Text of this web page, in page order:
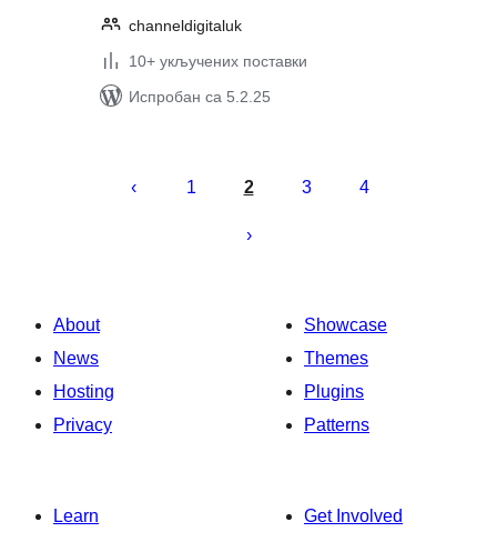
channeldigitaluk
10+ укључених поставки
Испробан са 5.2.25
чланака
1 2 3 4
About
News
Hosting
Privacy
Showcase
Themes
Plugins
Patterns
Learn
Get Involved